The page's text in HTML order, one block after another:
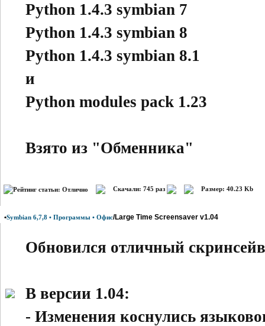
Python 1.4.3 symbian 7
Python 1.4.3 symbian 8
Python 1.4.3 symbian 8.1
и
Python modules pack 1.23
Взято из "Обменника"
Скачали: 745 раз Размер: 40.23 Kb
•Symbian 6,7,8 • Программы • Офис/Large Time Screensaver v1.04
Обновился отличный
В версии 1.04:
- Изменения коснулись